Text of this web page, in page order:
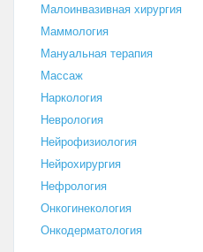
Малоинвазивная хирургия
Маммология
Мануальная терапия
Массаж
Наркология
Неврология
Нейрофизиология
Нейрохирургия
Нефрология
Онкогинекология
Онкодерматология